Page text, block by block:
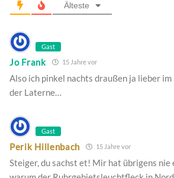
Älteste
Gast
Jo Frank 15 Jahre vor
Also ich pinkel nachts draußen ja lieber
der Laterne…
Gast
Perik Hillenbach 15 Jahre vor
Steiger, du sachst et! Mir hat übrigens